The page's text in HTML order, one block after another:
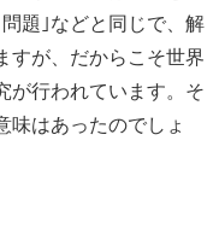
題｣などと同じで、解
すが、だからこそ世界
が行われています。そ
味はあったのでしょ